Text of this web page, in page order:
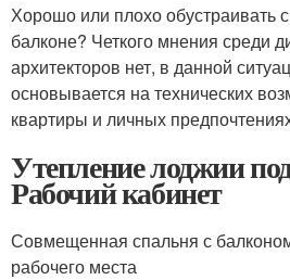
Хорошо или плохо обустраивать
балконе? Четкого мнения среди
архитекторов нет, в данной
основывается на технических
квартиры и личных
Утепление лоджии
Рабочий кабинет
Совмещенная спальня с
рабочего места